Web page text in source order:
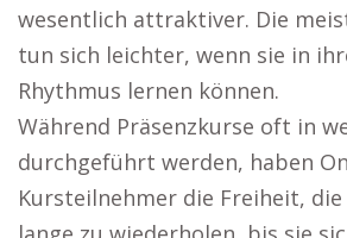
wesentlich attraktiver. Die
tun sich leichter, wenn sie in
Rhythmus lernen können.
Während Präsenzkurse oft in
durchgeführt werden, haben
Kursteilnehmer die Freiheit,